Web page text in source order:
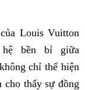
Louis Vuitton
bền bỉ giữa
chỉ thể hiện
cho thấy sự đồng